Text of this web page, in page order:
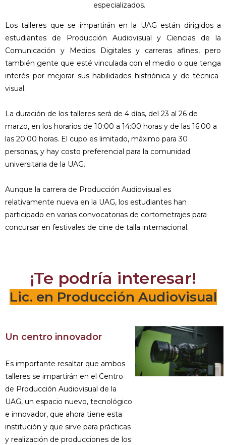
especializados.
Los talleres que se impartirán en la UAG están dirigidos a
estudiantes de Producción Audiovisual y Ciencias de la
Comunicación y Medios Digitales y carreras afines, pero
también gente que esté vinculada con el medio o que tenga
interés por mejorar sus habilidades histriónica y de técnica-
visual.
La duración de los talleres será de 4 días, del 23 al 26 de
marzo, en los horarios de 10:00 a 14:00 horas y de las 16:00 a
las 20:00 horas. El cupo es limitado, máximo para 30
personas, y hay costo preferencial para la comunidad
universitaria de la UAG.
Aunque la carrera de Producción Audiovisual es
relativamente nueva en la UAG, los estudiantes han
participado en varias convocatorias de cortometrajes para
concursar en festivales de cine de talla internacional.
¡Te podría interesar!
Lic. en Producción Audiovisual
Un centro innovador
Es importante resaltar que ambos
talleres se impartirán en el Centro
de Producción Audiovisual de la
UAG, un espacio nuevo, tecnológico
e innovador, que ahora tiene esta
institución y que sirve para prácticas
y realización de producciones de los